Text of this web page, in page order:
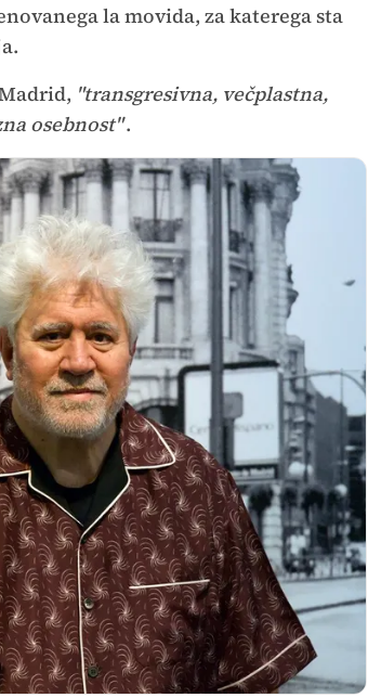
la movida, za katerega sta
"transgresivna, večplastna,
osebnost".